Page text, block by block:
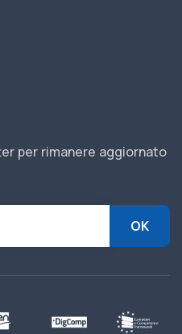
per rimanere aggiornato
OK